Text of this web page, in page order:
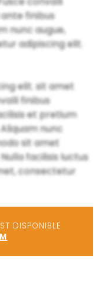
finibus
nunc augue,
adipiscing elit.
elit. sit amet
finibus
et pretium
nunc
sit amet
facilisis luctus
consectetur
DISPONIBLE